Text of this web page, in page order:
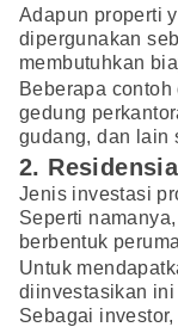
Adapun properti
dipergunakan
membutuhkan
Beberapa
gedung
gudang, dan lain
2. Residensial
Jenis investasi
Seperti
berbentuk
Untuk
diinvestasikan
Sebagai